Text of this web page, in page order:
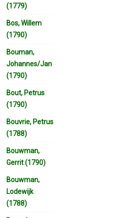
(1779)
Bos, Willem
(1790)
Bouman,
Johannes/Jan
(1790)
Bout, Petrus
(1790)
Bouvrie, Petrus
(1788)
Bouwman,
Gerrit (1790)
Bouwman,
Lodewijk
(1788)